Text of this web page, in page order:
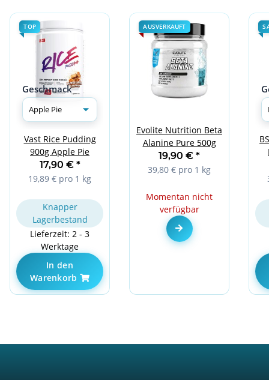
TOP
Geschmack
Vast Rice Pudding
900g Apple Pie
17,90 € *
19,89 € pro 1 kg
Knapper
Lagerbestand
Lieferzeit: 2 - 3
Werktage
In den
Warenkorb
AUSVERKAUFT
Evolite Nutrition Beta
Alanine Pure 500g
19,90 € *
39,80 € pro 1 kg
Momentan nicht
verfügbar
Zum Artikel